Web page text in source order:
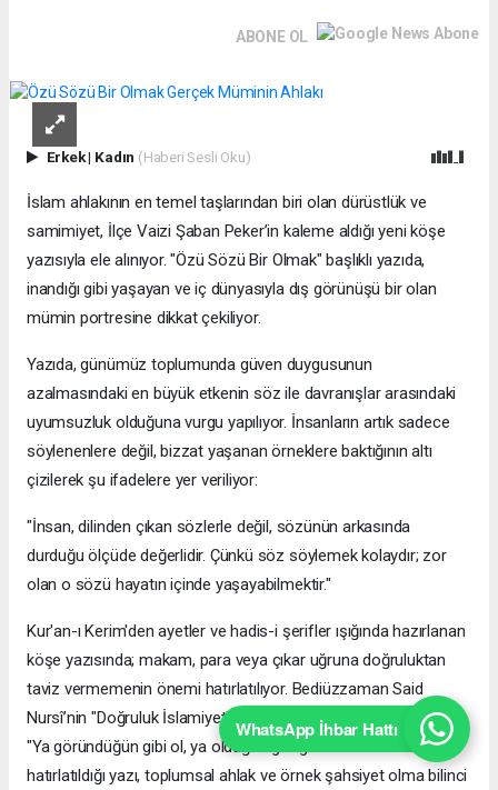
ABONE OL
Erkek| Kadın (Haberi Sesli Oku)
İslam ahlakının en temel taşlarından biri olan dürüstlük ve
samimiyet, İlçe Vaizi Şaban Peker’in kaleme aldığı yeni köşe
yazısıyla ele alınıyor. "Özü Sözü Bir Olmak" başlıklı yazıda,
inandığı gibi yaşayan ve iç dünyasıyla dış görünüşü bir olan
mümin portresine dikkat çekiliyor.
​Yazıda, günümüz toplumunda güven duygusunun
azalmasındaki en büyük etkenin söz ile davranışlar arasındaki
uyumsuzluk olduğuna vurgu yapılıyor. İnsanların artık sadece
söylenenlere değil, bizzat yaşanan örneklere baktığının altı
çizilerek şu ifadelere yer veriliyor:
​"İnsan, dilinden çıkan sözlerle değil, sözünün arkasında
durduğu ölçüde değerlidir. Çünkü söz söylemek kolaydır; zor
olan o sözü hayatın içinde yaşayabilmektir."
​Kur'an-ı Kerim'den ayetler ve hadis-i şerifler ışığında hazırlanan
köşe yazısında; makam, para veya çıkar uğruna doğruluktan
taviz vermemenin önemi hatırlatılıyor. Bediüzzaman Said
Nursî’nin "Doğruluk İslamiyet'in esasıdır" sözü ile Mevlânâ’nın
"Ya göründüğün gibi ol, ya olduğun gibi görün" düsturunun
hatırlatıldığı yazı, toplumsal ahlak ve örnek şahsiyet olma bilinci
WhatsApp İhbar Hattı